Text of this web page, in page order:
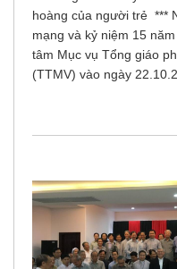
hoàng của người trẻ ***
mạng và kỷ niệm 15
tâm Mục vụ Tổng giáo
(TTMV) vào ngày